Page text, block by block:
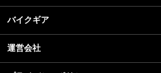
バイクギア
運営会社